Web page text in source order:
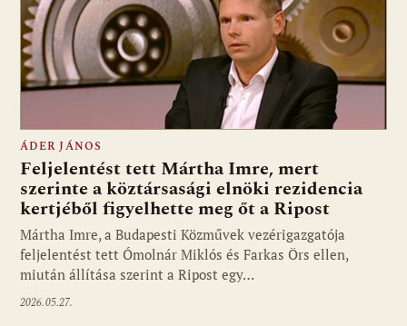
ÁDER JÁNOS
Feljelentést tett Mártha Imre, mert
szerinte a köztársasági elnöki rezidencia
kertjéből figyelhette meg őt a Ripost
Mártha Imre, a Budapesti Közművek vezérigazgatója
feljelentést tett Ómolnár Miklós és Farkas Örs ellen,
miután állítása szerint a Ripost egy…
2026.05.27.